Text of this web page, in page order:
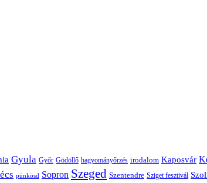
Gyula Győr Gödöllő hagyományőrzés irodalom Kaposvár
pünkösd Sopron Szeged Szentendre Sziget fesztivál